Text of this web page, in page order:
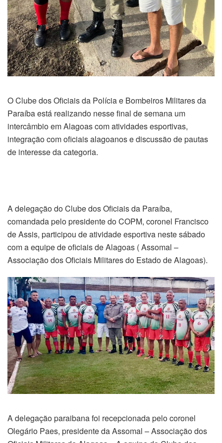
O Clube dos Oficiais da Polícia e Bombeiros Militares da
Paraíba está realizando nesse final de semana um
intercâmbio em Alagoas com atividades esportivas,
integração com oficiais alagoanos e discussão de pautas
de interesse da categoria.
A delegação do Clube dos Oficiais da Paraíba,
comandada pelo presidente do COPM, coronel Francisco
de Assis, participou de atividade esportiva neste sábado
com a equipe de oficiais de Alagoas ( Assomal –
Associação dos Oficiais Militares do Estado de Alagoas).
A delegação paraibana foi recepcionada pelo coronel
Olegário Paes, presidente da Assomal – Associação dos